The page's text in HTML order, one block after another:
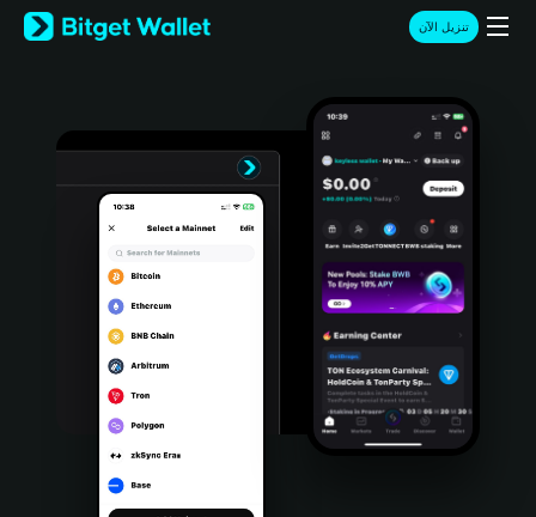
English
日本語
Türkçe
Português (Portugal)
Bahasa Indonesia
Português (Brasil)
تنزيل الآن